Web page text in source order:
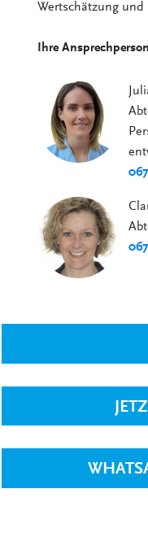
Wertschätzung
Ihre